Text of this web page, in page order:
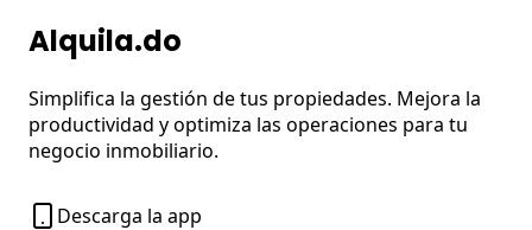
Alquila.do
Simplifica la gestión de tus propiedades. Mejora la
productividad y optimiza las operaciones para tu
negocio inmobiliario.
Descarga la app